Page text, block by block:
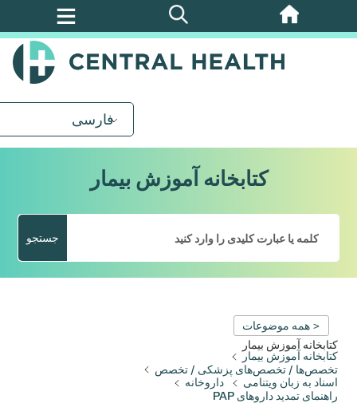
پرش
فارسی
کتابخانه آموزش بیمار
جستجو
< همه موضوعات
کتابخانه آموزش بیمار
کتابخانه آموزش بیمار
تخصص‌ها / تخصص‌های پزشکی / تخصص
اسناد به زبان ویتنامی
داروخانه
راهنمای تمدید داروهای PAP